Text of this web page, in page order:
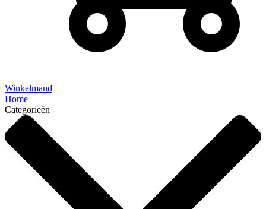
Winkelmand
Home
Categorieën